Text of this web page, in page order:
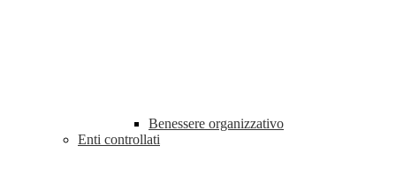
Benessere organizzativo
Enti controllati